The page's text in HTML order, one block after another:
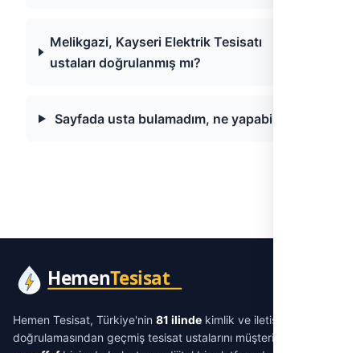
Melikgazi, Kayseri Elektrik Tesisatı
ustaları doğrulanmış mı?
Sayfada usta bulamadım, ne yapabilirim?
Hemen Tesisat, Türkiye'nin 81 ilinde kimlik ve iletişim
doğrulamasından geçmiş tesisat ustalarını müşterilerle